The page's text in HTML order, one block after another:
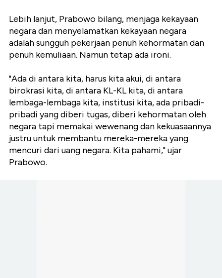
Lebih lanjut, Prabowo bilang, menjaga kekayaan
negara dan menyelamatkan kekayaan negara
adalah sungguh pekerjaan penuh kehormatan dan
penuh kemuliaan. Namun tetap ada ironi.
"Ada di antara kita, harus kita akui, di antara
birokrasi kita, di antara KL-KL kita, di antara
lembaga-lembaga kita, institusi kita, ada pribadi-
pribadi yang diberi tugas, diberi kehormatan oleh
negara tapi memakai wewenang dan kekuasaannya
justru untuk membantu mereka-mereka yang
mencuri dari uang negara. Kita pahami," ujar
Prabowo.